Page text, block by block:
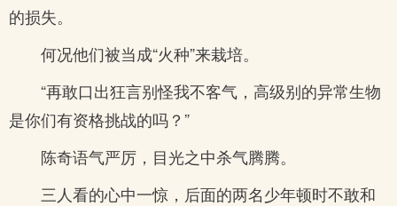
的损失。
何况他们被当成“火种”来栽培。
“再敢口出狂言别怪我不客气，高级别的异常生物
是你们有资格挑战的吗？”
陈奇语气严厉，目光之中杀气腾腾。
三人看的心中一惊，后面的两名少年顿时不敢和